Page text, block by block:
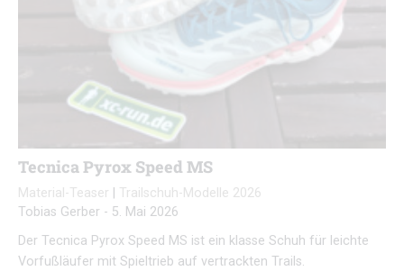
Tecnica Pyrox Speed MS
Material-Teaser
Trailschuh-Modelle 2026
Tobias Gerber - 5. Mai 2026
Der Tecnica Pyrox Speed MS ist ein klasse Schuh für leichte
Vorfußläufer mit Spieltrieb auf vertrackten Trails.